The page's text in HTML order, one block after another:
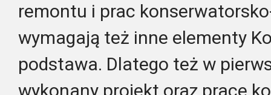
remontu i prac
wymagają też inne elementy
podstawa. Dlatego też w
wykonany projekt oraz prace